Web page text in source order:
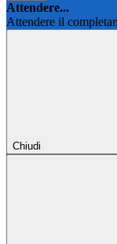
Attendere...
Attendere il
Chiudi